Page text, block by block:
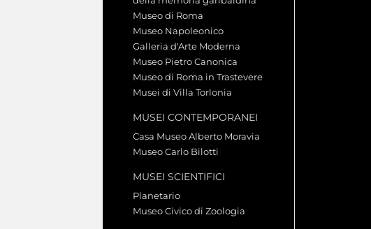
Museo di Roma
Museo Napoleonico
Galleria d'Arte Moderna
Museo Pietro Canonica
Museo di Roma in Trastevere
Musei di Villa Torlonia
MUSEI CONTEMPORANEI
Casa Museo Alberto Moravia
Museo Carlo Bilotti
MUSEI SCIENTIFICI
Planetario
Museo Civico di Zoologia